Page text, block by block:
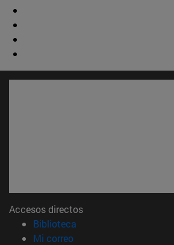
Accesos directos
Biblioteca
Mi correo(abre en nueva ventana)